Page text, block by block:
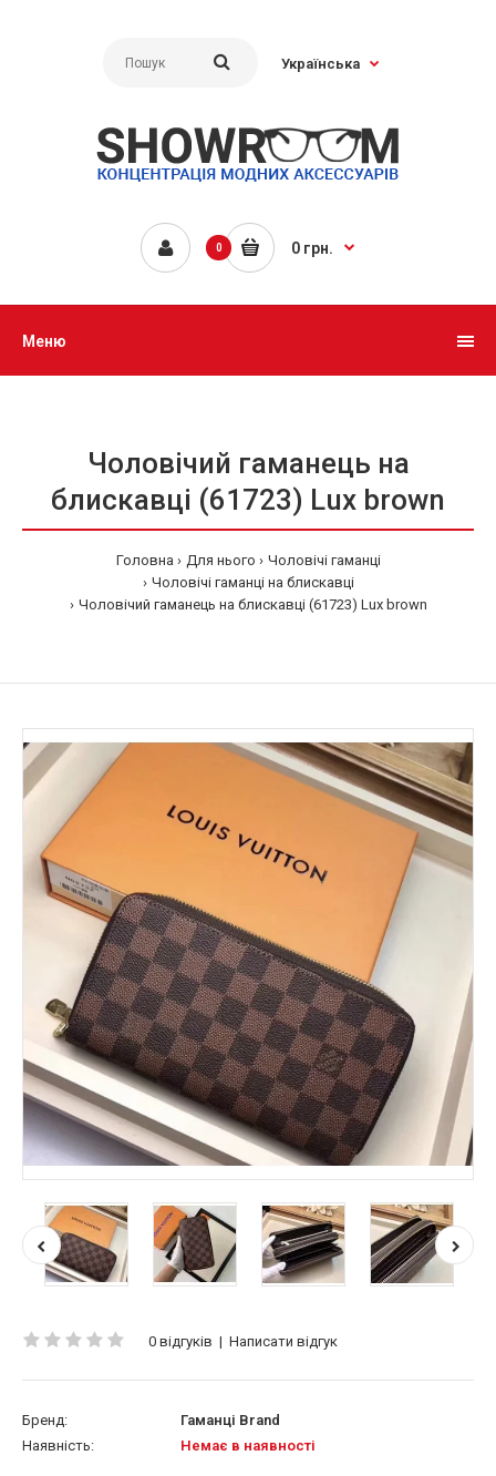
Українська
0 0 грн.
Меню
Чоловічий гаманець на
блискавці (61723) Lux brown
Головна Для нього
Чоловічі гаманці
Чоловічі гаманці на блискавці
Чоловічий гаманець на блискавці (61723) Lux brown
0 відгуків | Написати відгук
Бренд:
Гаманці Brand
Наявність:
Немає в наявності